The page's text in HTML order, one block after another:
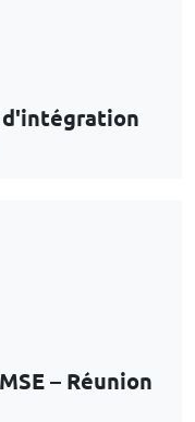
– Réunion